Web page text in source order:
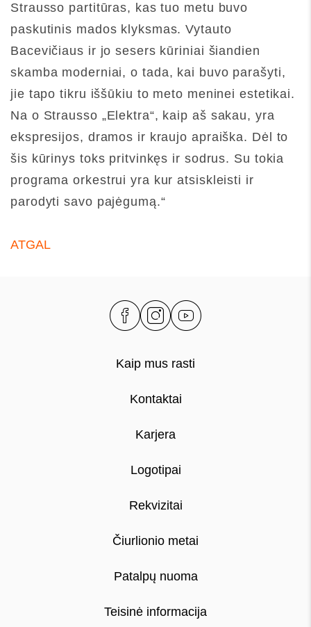
Strausso partitūras, kas tuo metu buvo
paskutinis mados klyksmas. Vytauto
Bacevičiaus ir jo sesers kūriniai šiandien
skamba moderniai, o tada, kai buvo parašyti,
jie tapo tikru iššūkiu to meto meninei estetikai.
Na o Strausso „Elektra“, kaip aš sakau, yra
ekspresijos, dramos ir kraujo apraiška. Dėl to
šis kūrinys toks pritvinkęs ir sodrus. Su tokia
programa orkestrui yra kur atsiskleisti ir
parodyti savo pajėgumą.“
ATGAL
Kaip mus rasti
Kontaktai
Karjera
Logotipai
Rekvizitai
Čiurlionio metai
Patalpų nuoma
Teisinė informacija